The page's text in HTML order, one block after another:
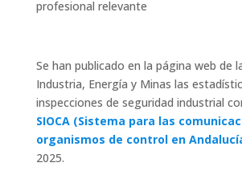
profesional relevante
Se han publicado en la página web de
Industria, Energía y Minas las
inspecciones de seguridad industrial
SIOCA (Sistema para las
organismos de control en
2025.